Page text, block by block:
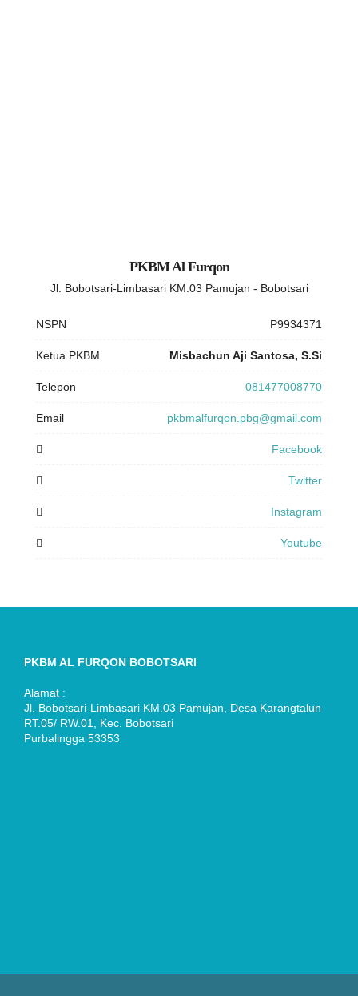
PKBM Al Furqon
Jl. Bobotsari-Limbasari KM.03 Pamujan - Bobotsari
NSPN P9934371
Ketua PKBM Misbachun Aji Santosa, S.Si
Telepon 081477008770
Email pkbmalfurqon.pbg@gmail.com
Facebook
Twitter
Instagram
Youtube
PKBM AL FURQON BOBOTSARI
Alamat :
Jl. Bobotsari-Limbasari KM.03 Pamujan, Desa Karangtalun
RT.05/ RW.01, Kec. Bobotsari
Purbalingga 53353